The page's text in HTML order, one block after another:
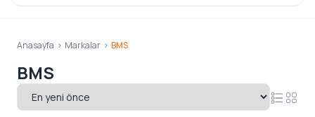
Anasayfa > Markalar > BMS
BMS